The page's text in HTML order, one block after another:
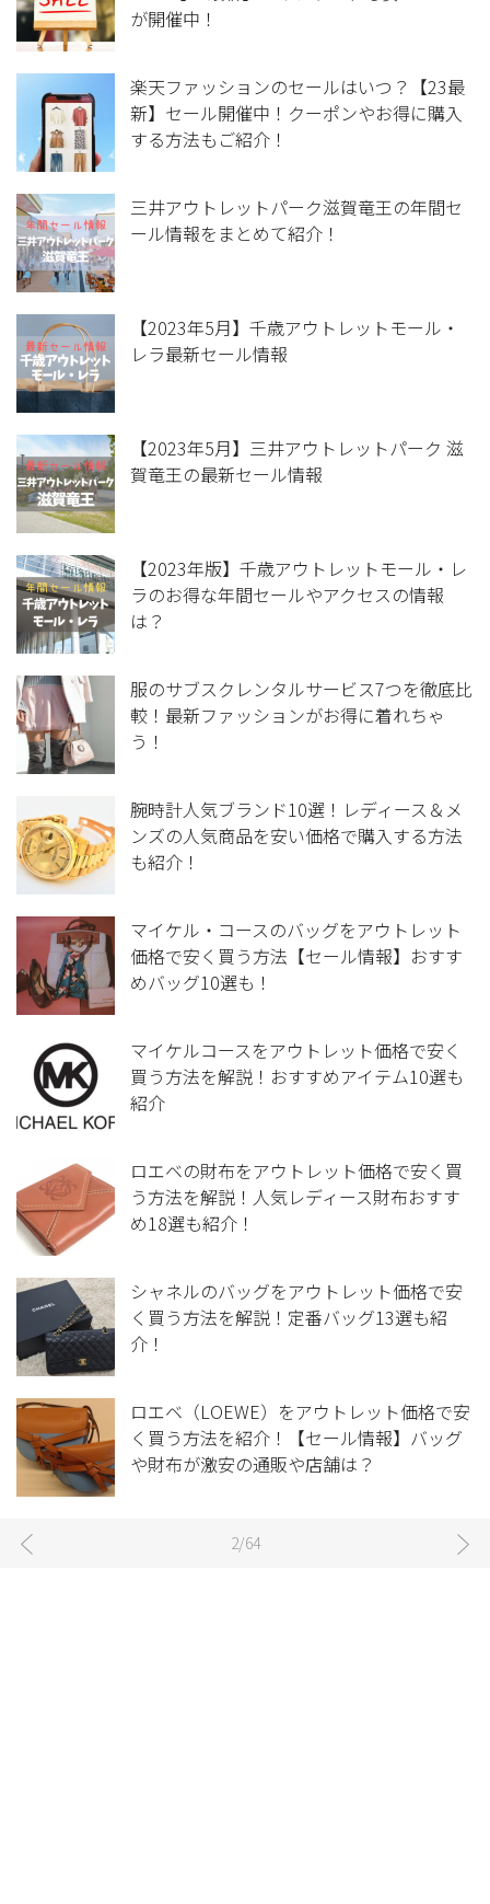
が開催中！
楽天ファッションのセールはいつ？【23最
新】セール開催中！クーポンやお得に購入
する方法もご紹介！
三井アウトレットパーク滋賀竜王の年間セ
ール情報をまとめて紹介！
【2023年5月】千歳アウトレットモール・
レラ最新セール情報
【2023年5月】三井アウトレットパーク 滋
賀竜王の最新セール情報
【2023年版】千歳アウトレットモール・レ
ラのお得な年間セールやアクセスの情報
は？
服のサブスクレンタルサービス7つを徹底比
較！最新ファッションがお得に着れちゃ
う！
腕時計人気ブランド10選！レディース＆メ
ンズの人気商品を安い価格で購入する方法
も紹介！
マイケル・コースのバッグをアウトレット
価格で安く買う方法【セール情報】おすす
めバッグ10選も！
マイケルコースをアウトレット価格で安く
買う方法を解説！おすすめアイテム10選も
紹介
ロエベの財布をアウトレット価格で安く買
う方法を解説！人気レディース財布おすす
め18選も紹介！
シャネルのバッグをアウトレット価格で安
く買う方法を解説！定番バッグ13選も紹
介！
ロエベ（LOEWE）をアウトレット価格で安
く買う方法を紹介！【セール情報】バッグ
や財布が激安の通販や店舗は？
2/64